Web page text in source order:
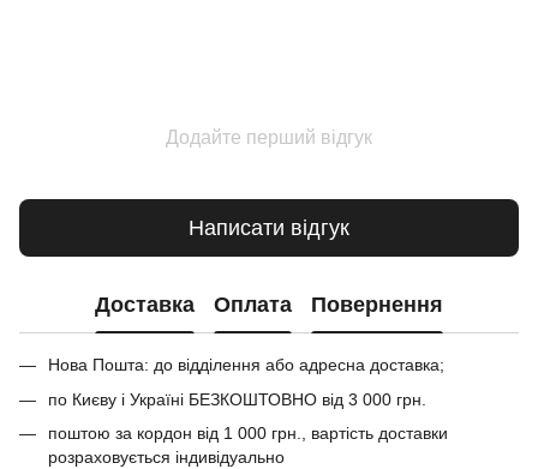
Додайте перший відгук
Написати відгук
Доставка Оплата Повернення
Нова Пошта: до відділення або адресна доставка;
по Києву і Україні БЕЗКОШТОВНО від 3 000 грн.
поштою за кордон від 1 000 грн., вартість доставки
розраховується індивідуально